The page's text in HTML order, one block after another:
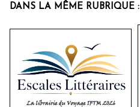
DANS LA MÊME RUBRIQUE :